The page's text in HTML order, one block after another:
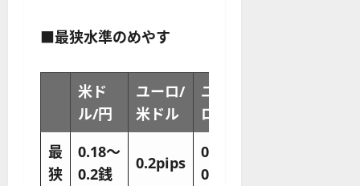
■最狭水準のめやす
米ド
ル/円
ユーロ/
米ドル
ユー
ロ/円
最
狭
0.18〜
0.2銭
0.2pips
0.38〜
0.4銭